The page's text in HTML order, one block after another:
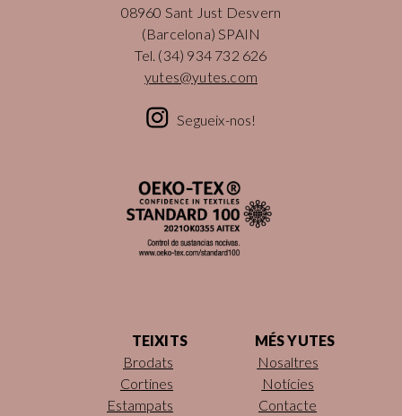
08960 Sant Just Desvern
(Barcelona) SPAIN
Tel. (34) 934 732 626
yutes@yutes.com
Segueix-nos!
TEIXITS
Brodats
Cortines
Estampats
MÉS YUTES
Nosaltres
Notícies
Contacte